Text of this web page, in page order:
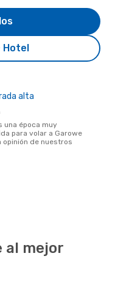
Hotel
alta
para volar a Garowe
opinión de nuestros
al mejor